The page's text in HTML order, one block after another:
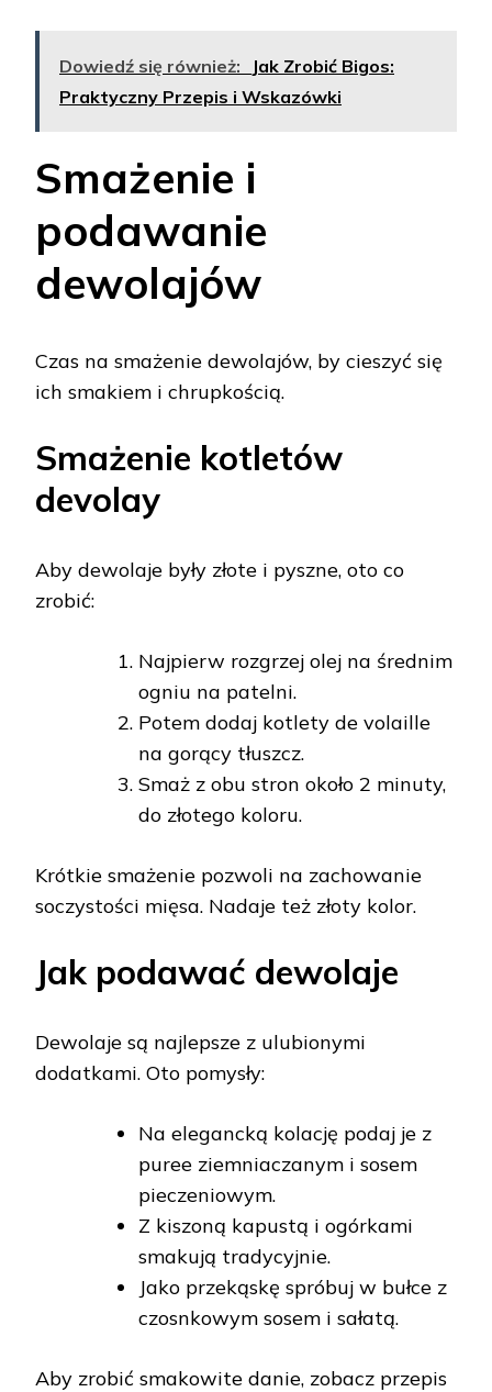
Dowiedź się również:
Jak Zrobić Bigos:
Praktyczny Przepis i Wskazówki
Smażenie i
podawanie
dewolajów
Czas na smażenie dewolajów, by cieszyć się
ich smakiem i chrupkością.
Smażenie kotletów
devolay
Aby dewolaje były złote i pyszne, oto co
zrobić:
Najpierw rozgrzej olej na średnim
ogniu na patelni.
Potem dodaj kotlety de volaille
na gorący tłuszcz.
Smaż z obu stron około 2 minuty,
do złotego koloru.
Krótkie smażenie pozwoli na zachowanie
soczystości mięsa. Nadaje też złoty kolor.
Jak podawać dewolaje
Dewolaje są najlepsze z ulubionymi
dodatkami. Oto pomysły:
Na elegancką kolację podaj je z
puree ziemniaczanym i sosem
pieczeniowym.
Z kiszoną kapustą i ogórkami
smakują tradycyjnie.
Jako przekąskę spróbuj w bułce z
czosnkowym sosem i sałatą.
Aby zrobić smakowite danie, zobacz przepis